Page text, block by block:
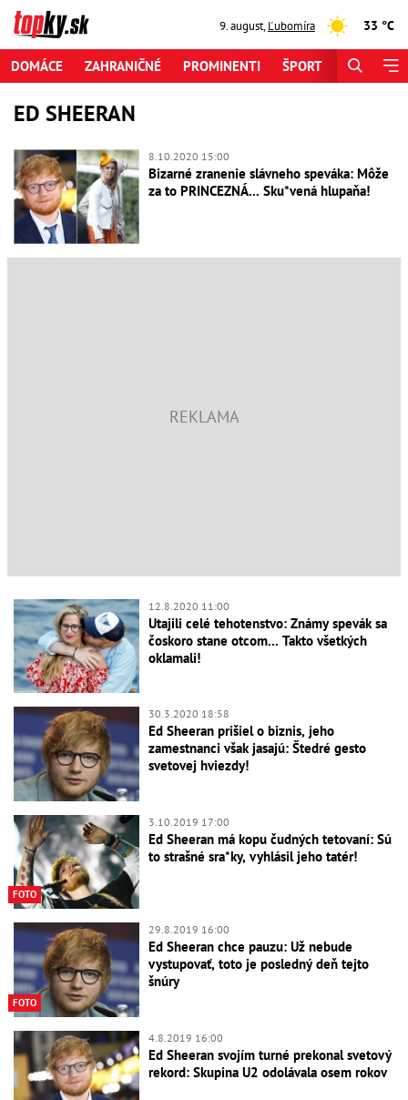
9. august,Ľubomíra 33 °C
DOMÁCE ZAHRANIČNÉ PROMINENTI ŠPORT
ED SHEERAN
8.10.2020 15:00
Bizarné zranenie slávneho speváka: Môže
za to PRINCEZNÁ... Sku*vená hlupaňa!
12.8.2020 11:00
Utajili celé tehotenstvo: Známy spevák sa
čoskoro stane otcom... Takto všetkých
oklamali!
30.3.2020 18:58
Ed Sheeran prišiel o biznis, jeho
zamestnanci však jasajú: Štedré gesto
svetovej hviezdy!
FOTO
3.10.2019 17:00
Ed Sheeran má kopu čudných tetovaní: Sú
to strašné sra*ky, vyhlásil jeho tatér!
FOTO
29.8.2019 16:00
Ed Sheeran chce pauzu: Už nebude
vystupovať, toto je posledný deň tejto
šnúry
4.8.2019 16:00
Ed Sheeran svojím turné prekonal svetový
rekord: Skupina U2 odolávala osem rokov